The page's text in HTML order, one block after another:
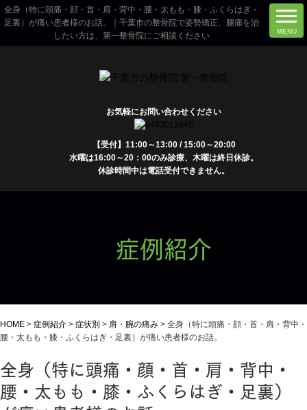
全身（特に頭痛・顔・首・肩・背中・腰・太もも・膝・ふくらはぎ・
足裏）が痛い患者様のお話。｜千葉市の整骨院で姿勢矯正、腰痛を治
したい方は、第一整骨院にご相談ください
お気軽にお問い合わせください
【受付】11:00～13:00 / 15:00～20:00
水曜は16:00～20：00のみ診療、木曜は終日休診。
休診時間中は電話受付できません。
症例紹介
HOME > 症例紹介 > 症状別 > 肩・腕の痛み > 全身（特に頭痛・顔・首・肩・背中・
腰・太もも・膝・ふくらはぎ・足裏）が痛い患者様のお話。
全身（特に頭痛・顔・首・肩・背中・
腰・太もも・膝・ふくらはぎ・足裏）